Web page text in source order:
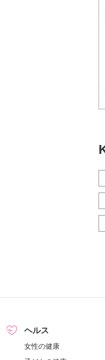
ヘルス
女性の健康